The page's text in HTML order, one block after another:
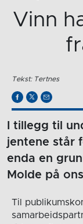
Vinn
Tekst: Tertnes
I tillegg til
jentene står
enda en
Molde på
Til